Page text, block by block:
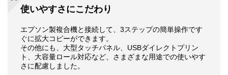
使いやすさにこだわり
エプソン製複合機と接続して、3ステップの簡単操作です
ぐに拡大コピーができます。
その他にも、大型タッチパネル、USBダイレクトプリン
ト、大容量ロール対応など、さまざまな用途での使いやす
さに配慮しました。